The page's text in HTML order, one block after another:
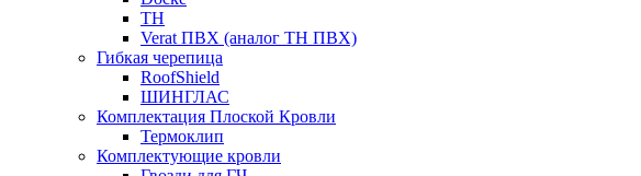
ТН
Verat ПВХ (аналог ТН ПВХ)
Гибкая черепица
RoofShield
ШИНГЛАС
Комплектация Плоской Кровли
Термоклип
Комплектующие кровли